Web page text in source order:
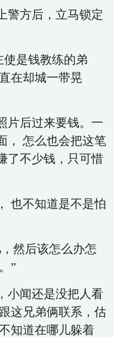
警方后，立马锁定
使是钱教练的弟
在却城一带晃
片后过来要钱。一
， 怎么也会把这笔
了不少钱，只可惜
也不知道是不是怕
然后该怎么办怎
”
小闻还是没把人看
这兄弟俩联系，估
知道在哪儿躲着